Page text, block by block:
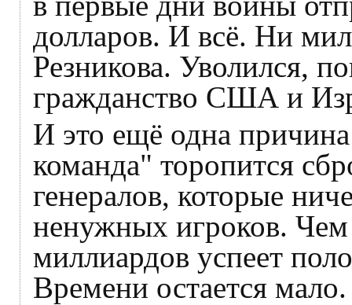
долларов. И всё. Ни
Резникова. Уволился,
гражданство США и
И это ещё одна
команда" торопится
генералов, которые
ненужных игроков.
миллиардов успеет
Времени остается мало.